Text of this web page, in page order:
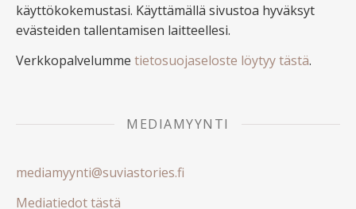
käyttökokemustasi. Käyttämällä sivustoa hyväksyt
evästeiden tallentamisen laitteellesi.
Verkkopalvelumme tietosuojaseloste löytyy tästä.
MEDIAMYYNTI
mediamyynti@suviastories.fi
Mediatiedot tästä